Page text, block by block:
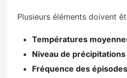
Plusieurs éléments doivent
Températures
Niveau de
Fréquence des